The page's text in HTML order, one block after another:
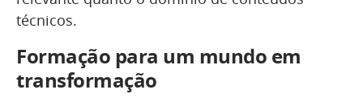
técnicos.
Formação para um mundo em
transformação